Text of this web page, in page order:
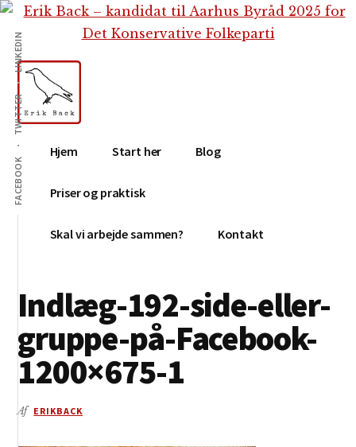
Skip
indhold
Gå
primær
sidebar
Skip
footer
Additional
menu
FACEBOOK
TWITTER
LINKEDIN
Erik
Back
Tekstforfatter,
content
creation,
blog,
medier
Hjem Start her Blog
Priser og praktisk
Skal vi arbejde sammen? Kontakt
Indlæg-192-side-eller-
gruppe-på-Facebook-
1200×675-1
Af ERIKBACK